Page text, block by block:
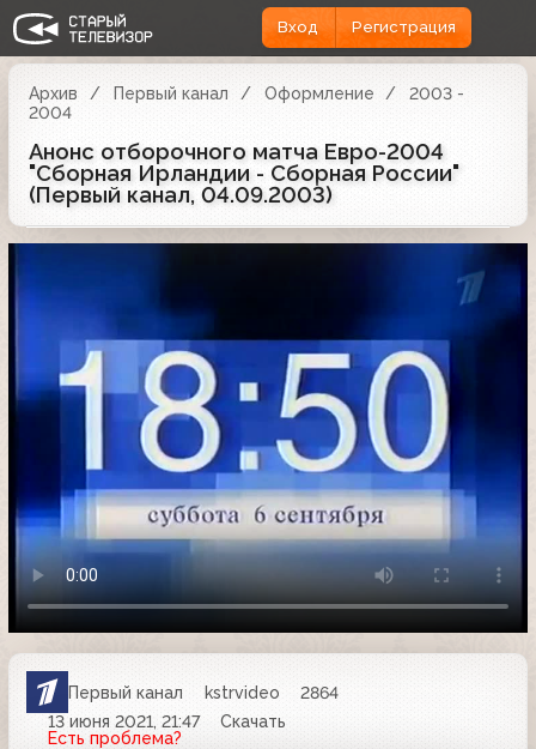
Вход Регистрация
Архив Первый канал Оформление
2003 -
2004
Анонс отборочного матча Евро-2004
"Сборная Ирландии - Сборная России"
(Первый канал, 04.09.2003)
Первый канал kstrvideo
2864
13 июня 2021, 21:47
Скачать
Есть проблема?